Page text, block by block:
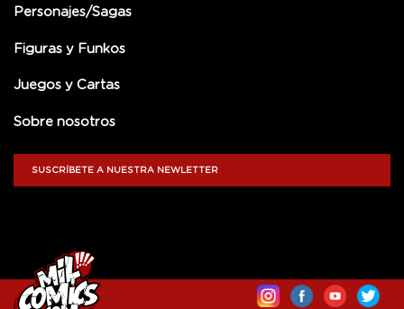
Personajes/Sagas
Figuras y Funkos
Juegos y Cartas
Sobre nosotros
SUSCRÍBETE A NUESTRA NEWLETTER